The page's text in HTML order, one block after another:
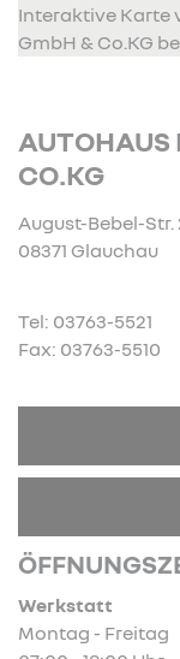
Interaktive Karte
GmbH & Co.KG
AUTOHAUS
CO.KG
August-Bebel-Str.
08371 Glauchau
Tel: 03763-5521
Fax: 03763-5510
Werkstatt
Montag - Freitag